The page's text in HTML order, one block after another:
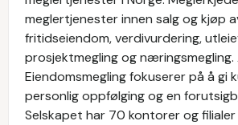
meglertjenester innen salg og kjøp
fritidseiendom, verdivurdering,
prosjektmegling og næringsmegling.
Eiendomsmegling fokuserer på å gi
personlig oppfølging og en
Selskapet har 70 kontorer og filialer